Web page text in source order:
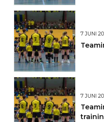
7 JUNI
7 JUNI